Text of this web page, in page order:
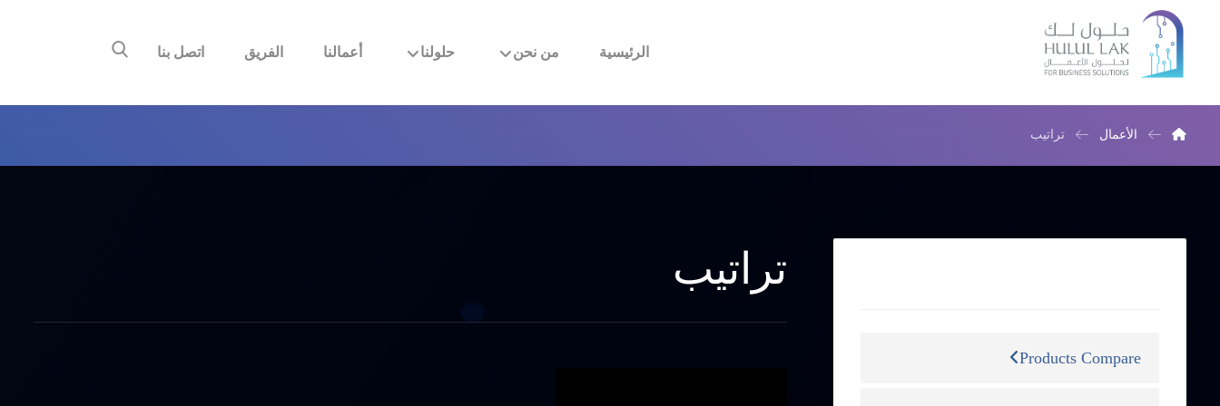
الرئيسية من نحن حلولنا أعمالنا الفريق اتصل بنا
الأعمال تراتيب
تراتيب
Products Compare